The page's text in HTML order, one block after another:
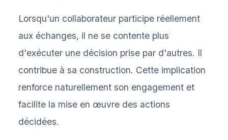
Lorsqu'un collaborateur participe réellement
aux échanges, il ne se contente plus
d'exécuter une décision prise par d'autres. Il
contribue à sa construction. Cette implication
renforce naturellement son engagement et
facilite la mise en œuvre des actions
décidées.